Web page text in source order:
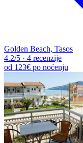
Golden Beach, Tasos
4.2/5 · 4 recenzije
od 123€ po noćenju